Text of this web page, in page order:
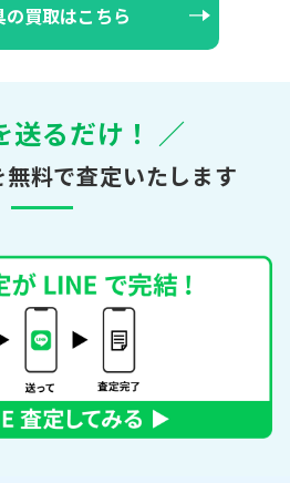
の買取はこちら
送るだけ！ ／
料で査定いたします